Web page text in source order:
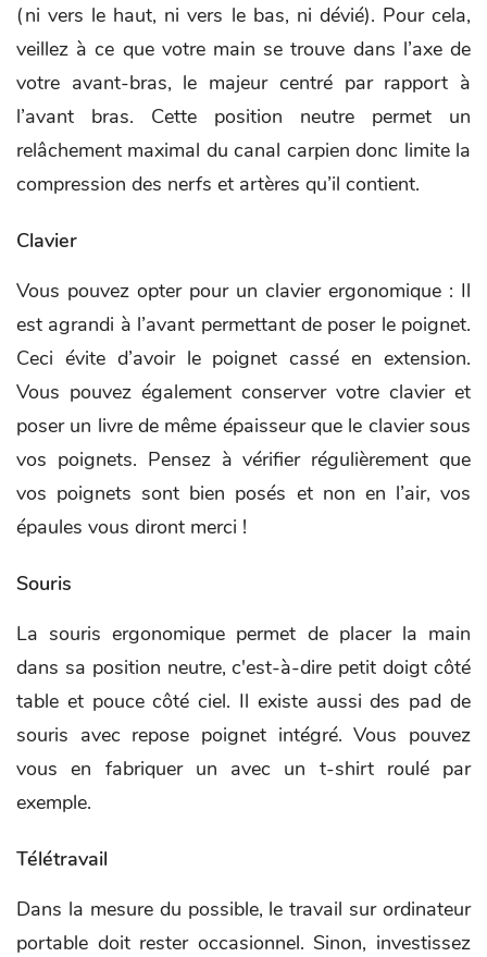
(ni vers le haut, ni vers le bas, ni dévié). Pour cela,
veillez à ce que votre main se trouve dans l’axe de
votre avant-bras, le majeur centré par rapport à
l’avant bras. Cette position neutre permet un
relâchement maximal du canal carpien donc limite la
compression des nerfs et artères qu’il contient.
Clavier
Vous pouvez opter pour un clavier ergonomique : Il
est agrandi à l’avant permettant de poser le poignet.
Ceci évite d’avoir le poignet cassé en extension.
Vous pouvez également conserver votre clavier et
poser un livre de même épaisseur que le clavier sous
vos poignets. Pensez à vérifier régulièrement que
vos poignets sont bien posés et non en l’air, vos
épaules vous diront merci !
Souris
La souris ergonomique permet de placer la main
dans sa position neutre, c'est-à-dire petit doigt côté
table et pouce côté ciel. Il existe aussi des pad de
souris avec repose poignet intégré. Vous pouvez
vous en fabriquer un avec un t-shirt roulé par
exemple.
Télétravail
Dans la mesure du possible, le travail sur ordinateur
portable doit rester occasionnel. Sinon, investissez